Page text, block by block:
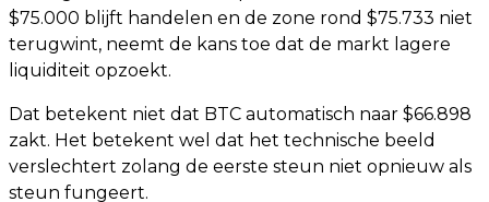
$75.000 blijft handelen en de zone rond $75.733 niet
terugwint, neemt de kans toe dat de markt lagere
liquiditeit opzoekt.
Dat betekent niet dat BTC automatisch naar $66.898
zakt. Het betekent wel dat het technische beeld
verslechtert zolang de eerste steun niet opnieuw als
steun fungeert.